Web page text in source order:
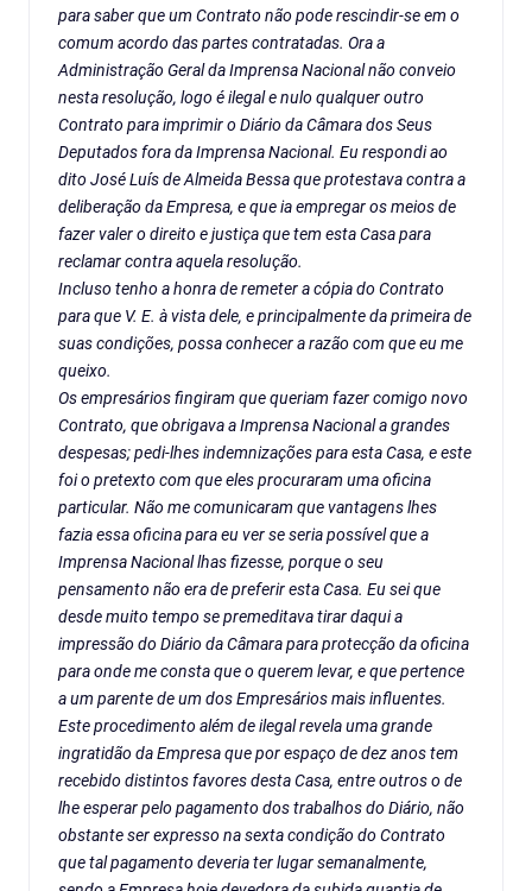
para saber que um Contrato não pode rescindir-se em o
comum acordo das partes contratadas. Ora a
Administração Geral da Imprensa Nacional não conveio
nesta resolução, logo é ilegal e nulo qualquer outro
Contrato para imprimir o Diário da Câmara dos Seus
Deputados fora da Imprensa Nacional. Eu respondi ao
dito José Luís de Almeida Bessa que protestava contra a
deliberação da Empresa, e que ia empregar os meios de
fazer valer o direito e justiça que tem esta Casa para
reclamar contra aquela resolução.
Incluso tenho a honra de remeter a cópia do Contrato
para que V. E. à vista dele, e principalmente da primeira de
suas condições, possa conhecer a razão com que eu me
queixo.
Os empresários fingiram que queriam fazer comigo novo
Contrato, que obrigava a Imprensa Nacional a grandes
despesas; pedi-lhes indemnizações para esta Casa, e este
foi o pretexto com que eles procuraram uma oficina
particular. Não me comunicaram que vantagens lhes
fazia essa oficina para eu ver se seria possível que a
Imprensa Nacional lhas fizesse, porque o seu
pensamento não era de preferir esta Casa. Eu sei que
desde muito tempo se premeditava tirar daqui a
impressão do Diário da Câmara para protecção da oficina
para onde me consta que o querem levar, e que pertence
a um parente de um dos Empresários mais influentes.
Este procedimento além de ilegal revela uma grande
ingratidão da Empresa que por espaço de dez anos tem
recebido distintos favores desta Casa, entre outros o de
lhe esperar pelo pagamento dos trabalhos do Diário, não
obstante ser expresso na sexta condição do Contrato
que tal pagamento deveria ter lugar semanalmente,